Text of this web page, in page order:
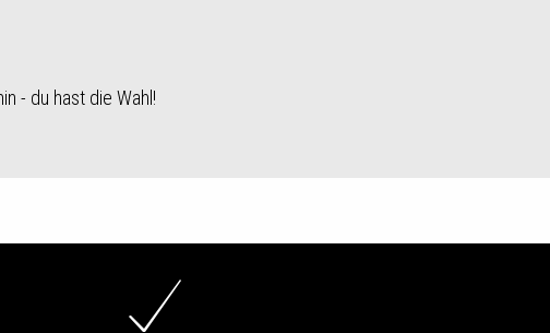
- du hast die Wahl!